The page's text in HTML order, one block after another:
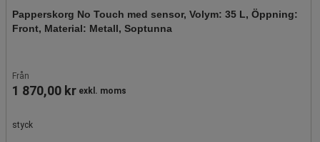
Papperskorg No Touch med sensor, Volym: 35 L, Öppning:
Front, Material: Metall, Soptunna
Från
1 870,00 kr exkl. moms
styck